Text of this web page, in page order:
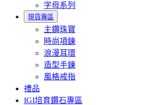
字母系列
現貨專區
主鑽珠寶
時尚項鍊
浪漫耳環
造型手鍊
風格戒指
禮品
IGI培育鑽石專區